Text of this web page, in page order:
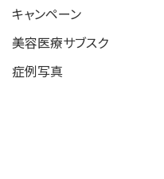
キャンペーン
美容医療サブスク
症例写真